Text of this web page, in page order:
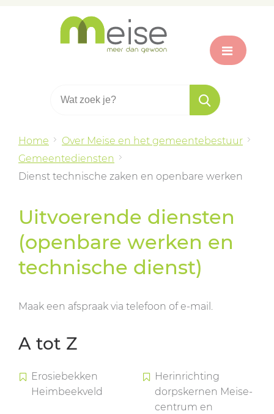
Home
Over Meise en het gemeentebestuur
Gemeentediensten
Dienst technische zaken en openbare werken
Uitvoerende diensten
(openbare werken en
technische dienst)
Maak een afspraak via telefoon of e-mail.
A tot Z
Erosiebekken
Heimbeekveld
Herinrichting
dorpskernen Meise-
centrum en